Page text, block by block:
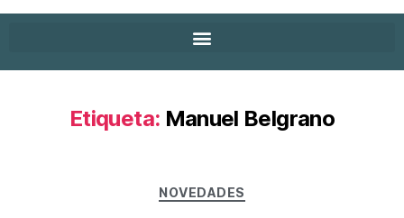
Etiqueta: Manuel Belgrano
NOVEDADES